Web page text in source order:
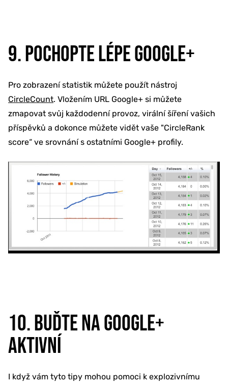
9. POCHOPTE LÉPE GOOGLE+
Pro zobrazení statistik můžete použít nástroj
CircleCount. Vložením URL Google+ si můžete
zmapovat svůj každodenní provoz, virální šíření vašich
příspěvků a dokonce můžete vidět vaše "CircleRank
score“ ve srovnání s ostatními Google+ profily.
10. BUĎTE NA GOOGLE+
AKTIVNÍ
I když vám tyto tipy mohou pomoci k explozivnímu